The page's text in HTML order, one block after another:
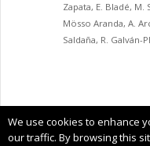
Zapata, E. Bladé, M.
Mösso Aranda, A.
Saldaña, R. Galván-
We use cookies to enhance
our traffic. By browsing this